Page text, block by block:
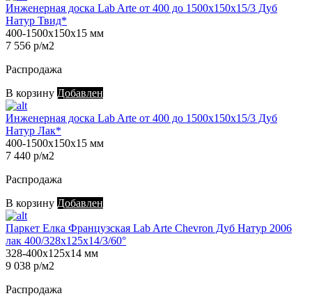
Инженерная доска Lab Arte от 400 до 1500х150х15/3 Дуб
Натур Твид*
400-1500х150х15 мм
7 556 р/м2
Распродажа
В корзину Добавлен
Инженерная доска Lab Arte от 400 до 1500х150х15/3 Дуб
Натур Лак*
400-1500х150х15 мм
7 440 р/м2
Распродажа
В корзину Добавлен
Паркет Елка Французская Lab Arte Chevron Дуб Натур 2006
лак 400/328х125х14/3/60°
328-400х125х14 мм
9 038 р/м2
Распродажа